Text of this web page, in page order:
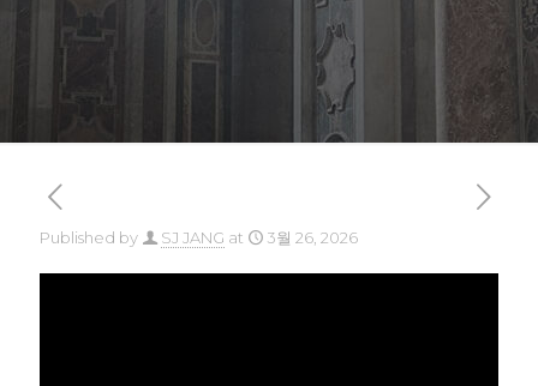
Published by SJ JANG at 3월 26, 2026